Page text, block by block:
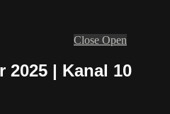
Close Open
2025 | Kanal 10